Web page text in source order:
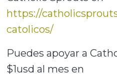
https://
catolicos/
Puedes apoyar a
$1usd al mes en